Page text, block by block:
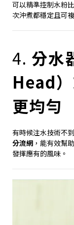
可以精準控制水粉
次沖煮都穩定且可
4. 分水
Head
更均勻
有時候注水技術不
分流網 ，能有效幫
發揮應有的風味。